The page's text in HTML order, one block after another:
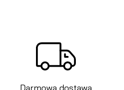
Darmowa dostawa